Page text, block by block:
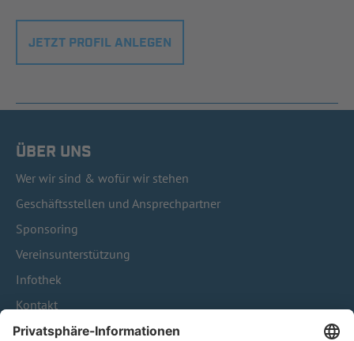
JETZT PROFIL ANLEGEN
ÜBER UNS
Wer wir sind & wofür wir stehen
Geschäftsstellen und Ansprechpartner
Sponsoring
Vereinsunterstützung
Infothek
Kontakt